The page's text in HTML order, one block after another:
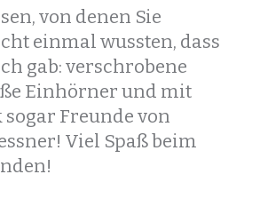
von denen Sie
einmal wussten, dass
gab: verschrobene
Einhörner und mit
sogar Freunde von
Viel Spaß beim